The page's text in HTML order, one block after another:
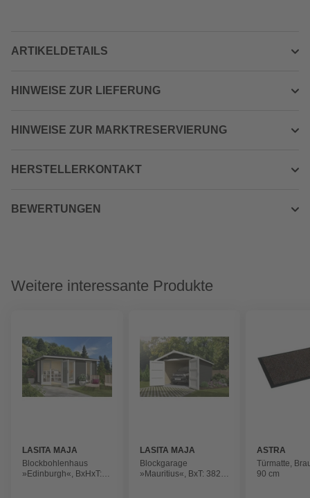
ARTIKELDETAILS
HINWEISE ZUR LIEFERUNG
HINWEISE ZUR MARKTRESERVIERUNG
HERSTELLERKONTAKT
BEWERTUNGEN
Weitere interessante Produkte
LASITA MAJA
Blockbohlenhaus
»Edinburgh«, BxHxT:
LASITA MAJA
Blockgarage
»Mauritius«, BxT: 382 x
ASTRA
Türmatte,
90 cm